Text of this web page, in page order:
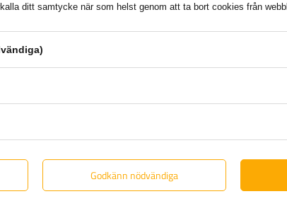
ditt samtycke när som helst genom att ta bort cookies från
Godkänn nödvändiga